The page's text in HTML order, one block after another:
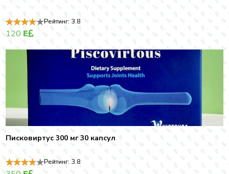
Рейтинг:3.8
120 E
Писковиртус 300 мг 30 капсул
Рейтинг: 3.8